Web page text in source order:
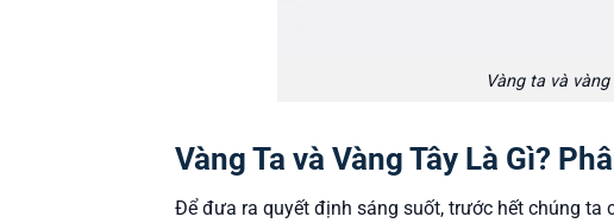
Vàng ta và
Vàng Ta và Vàng Tây Là Gì?
Để đưa ra quyết định sáng suốt, trước hết chúng